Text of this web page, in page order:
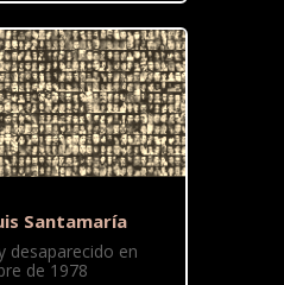
Santamaría
desaparecido en
de 1978